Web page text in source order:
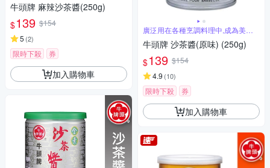
牛頭牌 麻辣沙茶醬(250g)
$139 $154
5 (2)
限時下殺 券
加入購物車
廣泛用在各種烹調料理中,成為美食
調味之王
牛頭牌 沙茶醬(原味) (250g)
$139 $154
4.9 (10)
限時下殺 券
加入購物車